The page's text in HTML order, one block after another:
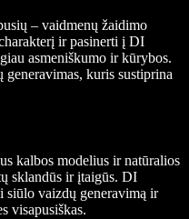
– vaidmenų žaidimo
ir pasinerti į DI
asmeniškumo ir kūrybos.
kuris sustiprina
kalbos modelius ir natūralios
sklandūs ir įtaigūs. DI
siūlo vaizdų generavimą ir
visapusiškas.